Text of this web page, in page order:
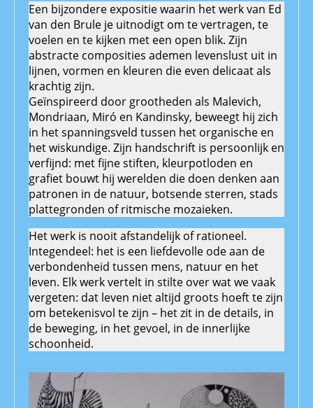
Een bijzondere expositie waarin het werk van Ed
van den Brule je uitnodigt om te vertragen, te
voelen en te kijken met een open blik. Zijn
abstracte composities ademen levenslust uit in
lijnen, vormen en kleuren die even delicaat als
krachtig zijn.
Geïnspireerd door grootheden als Malevich,
Mondriaan, Miró en Kandinsky, beweegt hij zich
in het spanningsveld tussen het organische en
het wiskundige. Zijn handschrift is persoonlijk en
verfijnd: met fijne stiften, kleurpotloden en
grafiet bouwt hij werelden die doen denken aan
patronen in de natuur, botsende sterren, stads
plattegronden of ritmische mozaieken.
Het werk is nooit afstandelijk of rationeel.
Integendeel: het is een liefdevolle ode aan de
verbondenheid tussen mens, natuur en het
leven. Elk werk vertelt in stilte over wat we vaak
vergeten: dat leven niet altijd groots hoeft te zijn
om betekenisvol te zijn – het zit in de details, in
de beweging, in het gevoel, in de innerlijke
schoonheid.